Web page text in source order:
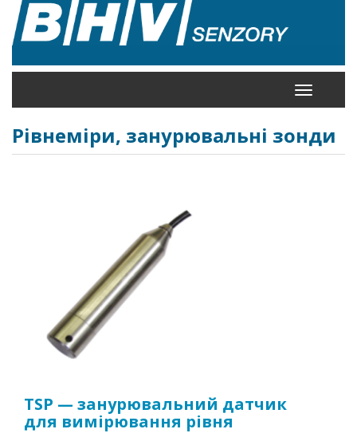
Перейти
до
основного
вмісту
Toggle
navigation
Рівнеміри, занурювальні зонди
TSP — занурювальний датчик
для вимірювання рівня